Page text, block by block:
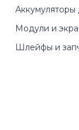
Аккумуляторы
Модули и
Шлейфы и